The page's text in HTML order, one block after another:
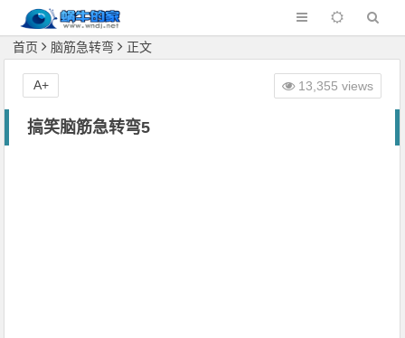
首页 脑筋急转弯 正文
搞笑脑筋急转弯5
13,355 views
A+